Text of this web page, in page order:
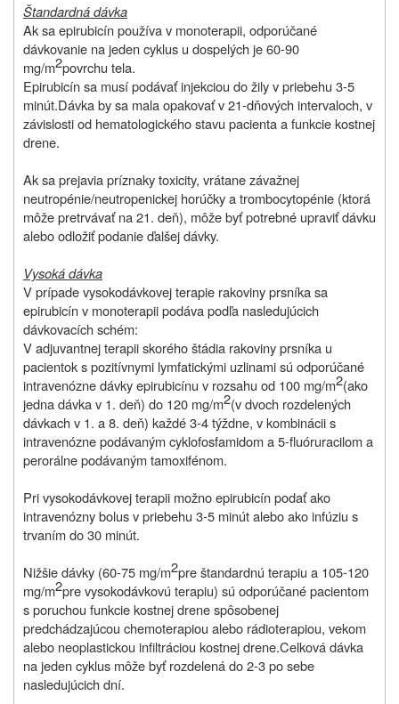
Štandardná dávka
Ak sa epirubicín používa v monoterapii, odporúčané
dávkovanie na jeden cyklus u dospelých je 60-90
mg/m2povrchu tela.
Epirubicín sa musí podávať injekciou do žily v priebehu 3-5
minút.Dávka by sa mala opakovať v 21-dňových intervaloch, v
závislosti od hematologického stavu pacienta a funkcie kostnej
drene.
Ak sa prejavia príznaky toxicity, vrátane závažnej
neutropénie/neutropenickej horúčky a trombocytopénie (ktorá
môže pretrvávať na 21. deň), môže byť potrebné upraviť dávku
alebo odložiť podanie ďalšej dávky.
Vysoká dávka
V prípade vysokodávkovej terapie rakoviny prsníka sa
epirubicín v monoterapii podáva podľa nasledujúcich
dávkovacích schém:
V adjuvantnej terapii skorého štádia rakoviny prsníka u
pacientok s pozitívnymi lymfatickými uzlinami sú odporúčané
intravenózne dávky epirubicínu v rozsahu od 100 mg/m2(ako
jedna dávka v 1. deň) do 120 mg/m2(v dvoch rozdelených
dávkach v 1. a 8. deň) každé 3-4 týždne, v kombinácii s
intravenózne podávaným cyklofosfamidom a 5-fluóruracilom a
perorálne podávaným tamoxifénom.
Pri vysokodávkovej terapii možno epirubicín podať ako
intravenózny bolus v priebehu 3-5 minút alebo ako infúziu s
trvaním do 30 minút.
Nižšie dávky (60-75 mg/m2pre štandardnú terapiu a 105-120
mg/m2pre vysokodávkovú terapiu) sú odporúčané pacientom
s poruchou funkcie kostnej drene spôsobenej
predchádzajúcou chemoterapiou alebo rádioterapiou, vekom
alebo neoplastickou infiltráciou kostnej drene.Celková dávka
na jeden cyklus môže byť rozdelená do 2-3 po sebe
nasledujúcich dní.